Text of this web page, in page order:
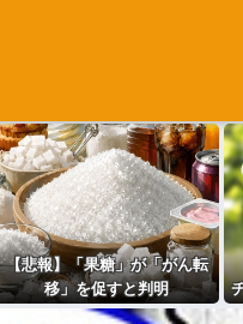
【悲報】「果糖」が「がん転
移」を促すと判明